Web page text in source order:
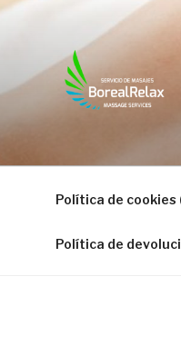
Política de cookies
Política de